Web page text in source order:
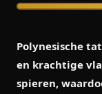
Polynesische
en krachtige
spieren,